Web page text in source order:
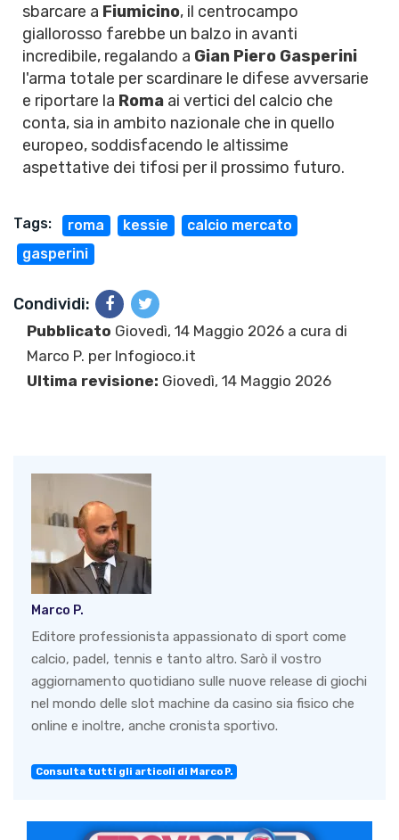
sbarcare a Fiumicino, il centrocampo
giallorosso farebbe un balzo in avanti
incredibile, regalando a Gian Piero Gasperini
l'arma totale per scardinare le difese avversarie
e riportare la Roma ai vertici del calcio che
conta, sia in ambito nazionale che in quello
europeo, soddisfacendo le altissime
aspettative dei tifosi per il prossimo futuro.
Tags: roma kessie
calcio mercato
gasperini
Condividi:
Pubblicato Giovedì, 14 Maggio 2026 a cura di
Marco P. per Infogioco.it
Ultima revisione: Giovedì, 14 Maggio 2026
Marco P.
Editore professionista appassionato di sport come
calcio, padel, tennis e tanto altro. Sarò il vostro
aggiornamento quotidiano sulle nuove release di giochi
nel mondo delle slot machine da casino sia fisico che
online e inoltre, anche cronista sportivo.
Consulta tutti gli articoli di Marco P.